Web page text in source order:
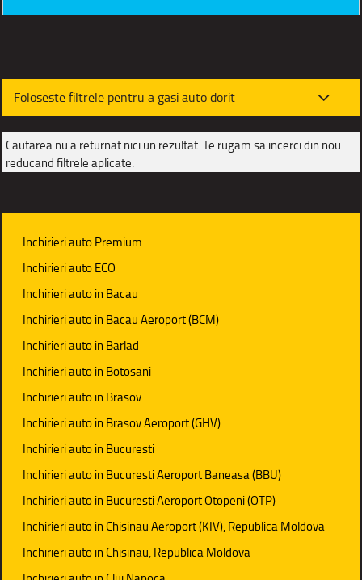
Foloseste filtrele pentru a gasi auto dorit
Cautarea nu a returnat nici un rezultat. Te rugam sa incerci din nou
reducand filtrele aplicate.
Inchirieri auto Premium
Inchirieri auto ECO
Inchirieri auto in Bacau
Inchirieri auto in Bacau Aeroport (BCM)
Inchirieri auto in Barlad
Inchirieri auto in Botosani
Inchirieri auto in Brasov
Inchirieri auto in Brasov Aeroport (GHV)
Inchirieri auto in Bucuresti
Inchirieri auto in Bucuresti Aeroport Baneasa (BBU)
Inchirieri auto in Bucuresti Aeroport Otopeni (OTP)
Inchirieri auto in Chisinau Aeroport (KIV), Republica Moldova
Inchirieri auto in Chisinau, Republica Moldova